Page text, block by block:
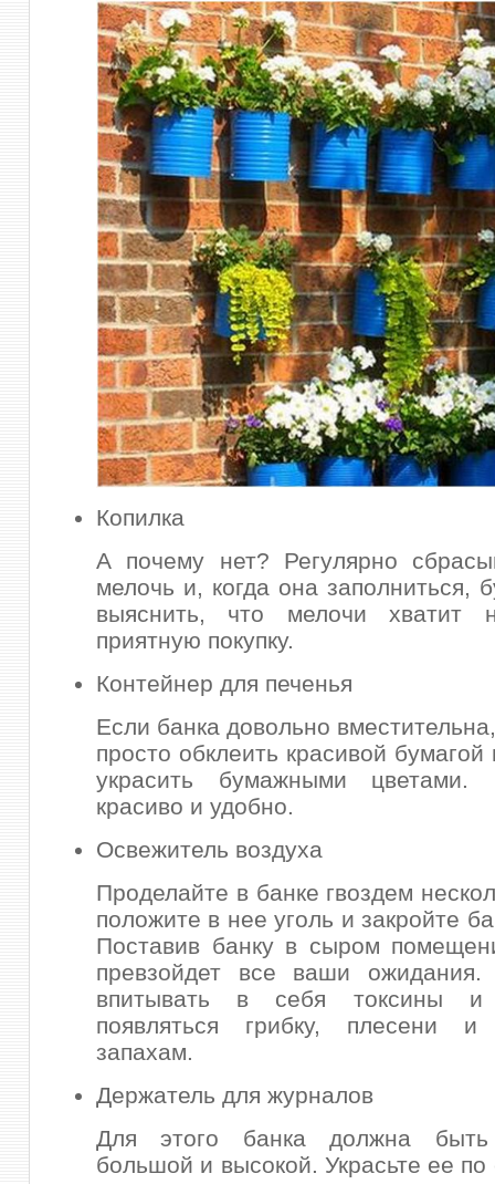
Копилка
А почему нет? Регулярно
мелочь и, когда она заполниться,
выяснить, что мелочи хватит
приятную покупку.
Контейнер для печенья
Если банка довольно
просто обклеить красивой
украсить бумажными цветами.
красиво и удобно.
Освежитель воздуха
Проделайте в банке гвоздем
положите в нее уголь и закройте
Поставив банку в сыром
превзойдет все ваши ожидания.
впитывать в себя токсины
появляться грибку, плесени и
запахам.
Держатель для журналов
Для этого банка должна быть
большой и высокой. Украсьте ее по